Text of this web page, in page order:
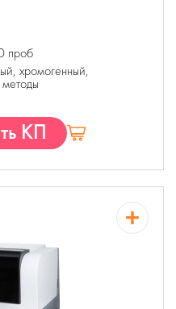
проб
хромогенный,
КП